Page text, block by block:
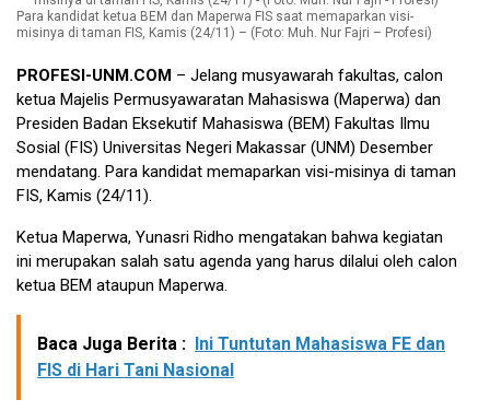
Para kandidat ketua BEM dan Maperwa FIS saat memaparkan visi-
misinya di taman FIS, Kamis (24/11) – (Foto: Muh. Nur Fajri – Profesi)
PROFESI-UNM.COM – Jelang musyawarah fakultas, calon
ketua Majelis Permusyawaratan Mahasiswa (Maperwa) dan
Presiden Badan Eksekutif Mahasiswa (BEM) Fakultas Ilmu
Sosial (FIS) Universitas Negeri Makassar (UNM) Desember
mendatang. Para kandidat memaparkan visi-misinya di taman
FIS, Kamis (24/11).
Ketua Maperwa, Yunasri Ridho mengatakan bahwa kegiatan
ini merupakan salah satu agenda yang harus dilalui oleh calon
ketua BEM ataupun Maperwa.
Baca Juga Berita :
Ini Tuntutan Mahasiswa FE dan
FIS di Hari Tani Nasional